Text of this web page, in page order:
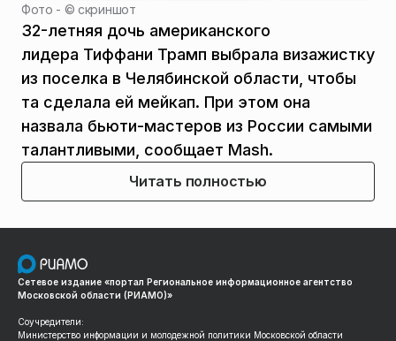
Фото - © скриншот
32-летняя дочь американского
лидера Тиффани Трамп выбрала визажистку
из поселка в Челябинской области, чтобы
та сделала ей мейкап. При этом она
назвала бьюти-мастеров из России самыми
талантливыми, сообщает Mash.
Читать полностью
Сетевое издание «портал Региональное информационное агентство
Московской области (РИАМО)»
Соучредители:
Министерство информации и молодежной политики Московской области